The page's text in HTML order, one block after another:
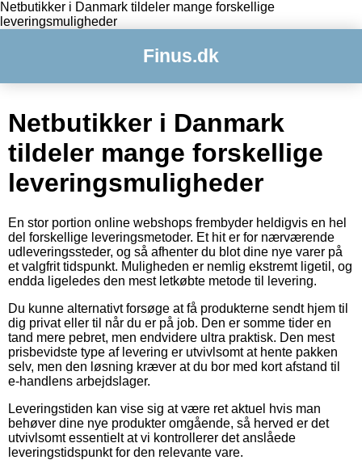
Netbutikker i Danmark tildeler mange forskellige
leveringsmuligheder
Finus.dk
Netbutikker i Danmark
tildeler mange forskellige
leveringsmuligheder
En stor portion online webshops frembyder heldigvis en hel
del forskellige leveringsmetoder. Et hit er for nærværende
udleveringssteder, og så afhenter du blot dine nye varer på
et valgfrit tidspunkt. Muligheden er nemlig ekstremt ligetil, og
endda ligeledes den mest letkøbte metode til levering.
Du kunne alternativt forsøge at få produkterne sendt hjem til
dig privat eller til når du er på job. Den er somme tider en
tand mere pebret, men endvidere ultra praktisk. Den mest
prisbevidste type af levering er utvivlsomt at hente pakken
selv, men den løsning kræver at du bor med kort afstand til
e-handlens arbejdslager.
Leveringstiden kan vise sig at være ret aktuel hvis man
behøver dine nye produkter omgående, så herved er det
utvivlsomt essentielt at vi kontrollerer det anslåede
leveringstidspunkt for den relevante vare.